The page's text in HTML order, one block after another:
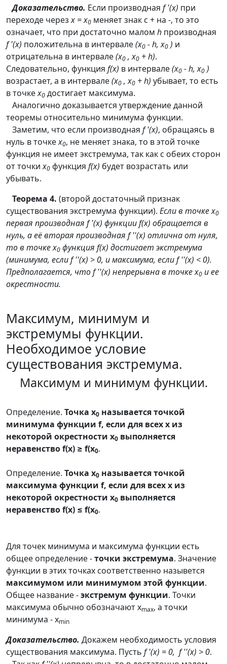
Доказательство. Если производная f '(x) при
переходе черезx = x0 меняет знак с + на -, то это
означает, что при достаточно малом h производная
f '(x) положительна в интервале(x0 - h, x0 ) и
отрицательна в интервале(x0 , x0 + h).
Следовательно, функция f(x) в интервале(x0 - h, x0 )
возрастает, а в интервале(x0 , x0 + h) убывает, то есть
в точкеx0 достигает максимума.
Аналогично доказывается утверждение данной
теоремы относительно минимума функции.
Заметим, что если производная f '(x), обращаясь в
нуль в точкеx0, не меняет знака, то в этой точке
функция не имеет экстремума, так как с обеих сторон
от точкиx0 функция f(x) будет возрастать или
убывать.
Теорема 4. (второй достаточный признак
существования экстремума функции). Если в точке x0
первая производная f '(x) функции f(x) обращается в
нуль, а её вторая производная f ''(x) отлична от нуля,
то в точке x0 функция f(x) достигает экстремума
(минимума, если f ''(x) > 0, и максимума, если f ''(x) < 0).
Предполагается, что f ''(x) непрерывна в точке x0 и ее
окрестности.
Максимум, минимум и
экстремумы функции.
Необходимое условие
существования экстремума.
Максимум и минимум функции.
Определение. Точка x0 называется точкой
минимума функции f, если для всех x из
некоторой окрестности x0 выполняется
неравенство f(x) ≥ f(x0.
Определение. Точка x0 называется точкой
максимума функции f, если для всех x из
некоторой окрестности x0 выполняется
неравенство f(x) ≤ f(x0.
Для точек минимума и максимума функции есть
общее определение -точки экстремума. Значение
функции в этих точках соответственно назывется
максимумом или минимумом этой функции.
Общее название -экстремум функции. Точки
максимума обычно обозначают xmax, а точки
минимума - xmin
Доказательство. Докажем необходимость условия
существования максимума. Пусть f '(x) = 0, f ''(x) > 0.